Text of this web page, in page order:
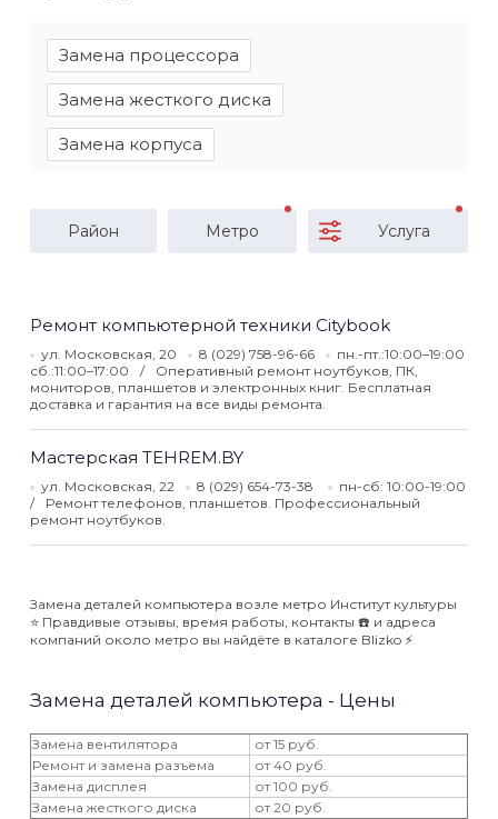
Замена процессора
Замена жесткого диска
Замена корпуса
Район Метро Услуга
Ремонт компьютерной техники Citybook
ул. Московская, 20 8 (029) 758-96-66
пн.-пт.:10:00–19:00
сб.:11:00–17:00
Оперативный ремонт ноутбуков, ПК,
мониторов, планшетов и электронных книг. Бесплатная
доставка и гарантия на все виды ремонта.
Мастерская TEHREM.BY
ул. Московская, 22 8 (029) 654-73-38
пн-сб: 10:00-19:00
Ремонт телефонов, планшетов. Профессиональный
ремонт ноутбуков.
Замена деталей компьютера возле метро Институт культуры
⭐️ Правдивые отзывы, время работы, контакты ☎️ и адреса
компаний около метро вы найдёте в каталоге Blizko ⚡️
Замена деталей компьютера - Цены
Замена вентилятора
от 15 руб.
Ремонт и замена разъема
от 40 руб.
Замена дисплея
от 100 руб.
Замена жесткого диска
от 20 руб.